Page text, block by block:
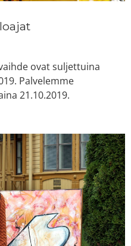
ovat suljettuina
Palvelemme
21.10.2019.